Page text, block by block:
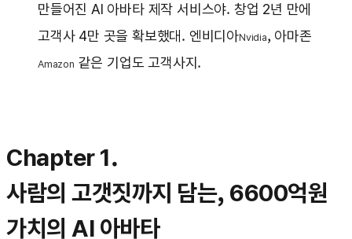
만들어진 AI 아바타 제작 서비스야. 창업 2년 만에
고객사 4만 곳을 확보했대. 엔비디아Nvidia, 아마존
Amazon 같은 기업도 고객사지.
Chapter 1.
사람의 고갯짓까지 담는, 6600억원
가치의 AI 아바타